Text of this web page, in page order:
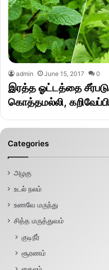
admin June 15, 2017 0
இரத்த ஓட்டத்தை
கொத்தமல்லி,
Categories
அழகு
உடல் நலம்
உணவே மருந்து
சித்த மருத்துவம்
குடிநீர்
சூரணம்